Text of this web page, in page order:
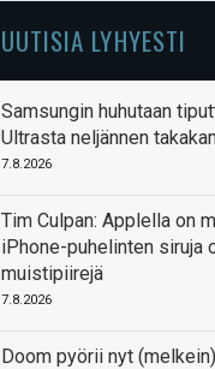
UUTISIA LYHYESTI
Samsungin huhutaan
Ultrasta neljännen
7.8.2026
Tim Culpan: Applella on
iPhone-puhelinten siruja
muistipiirejä
7.8.2026
Doom pyörii nyt